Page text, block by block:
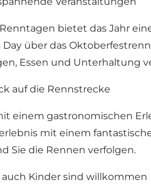
bietet das Jahr
Day über das
Essen und Unterhaltung
auf die Rennstrecke
einem gastronomischen
mit einem
Sie die Rennen verfolgen.
Kinder sind willkommen